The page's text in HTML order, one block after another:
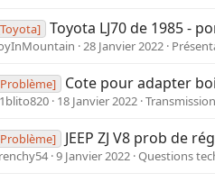
Toyota LJ70 de 1985 -
28 Janvier 2022
Cote pour adapter
18 Janvier 2022 Transmission
JEEP ZJ V8 prob de
9 Janvier 2022 Questions